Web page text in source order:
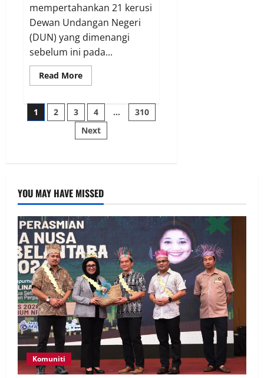
mempertahankan 21 kerusi
Dewan Undangan Negeri
(DUN) yang dimenangi
sebelum ini pada...
Read More
1 2 3 4 …
310
Next
YOU MAY HAVE MISSED
Komuniti